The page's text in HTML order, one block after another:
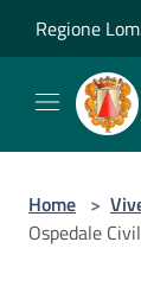
Regione
Home >
Ospedale